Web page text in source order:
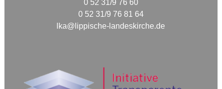
0 52 31/9 76 60
0 52 31/9 76 81 64
lka@lippische-landeskirche.de